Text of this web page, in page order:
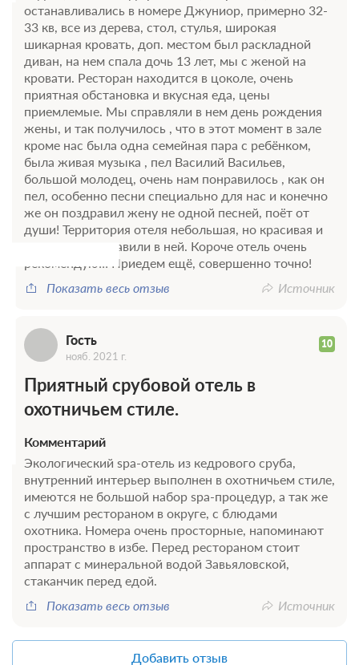
останавливались в номере Джуниор, примерно 32-
33 кв, все из дерева, стол, стулья, широкая
шикарная кровать, доп. местом был раскладной
диван, на нем спала дочь 13 лет, мы с женой на
кровати. Ресторан находится в цоколе, очень
приятная обстановка и вкусная еда, цены
приемлемые. Мы справляли в нем день рождения
жены, и так получилось , что в этот момент в зале
кроме нас была одна семейная пара с ребёнком,
была живая музыка , пел Василий Васильев,
большой молодец, очень нам понравилось , как он
пел, особенно песни специально для нас и конечно
же он поздравил жену не одной песней, поёт от
души! Территория отеля небольшая, но красивая и
уютная, авто ставили в ней. Короче отель очень
рекомендую!!! Приедем ещё, совершенно точно!
Показать весь отзыв
Источник
Гость 10
нояб. 2021 г.
Приятный срубовой отель в
охотничьем стиле.
Комментарий
Экологический spa-отель из кедрового сруба,
внутренний интерьер выполнен в охотничьем стиле,
имеются не большой набор spa-процедур, а так же
с лучшим рестораном в округе, с блюдами
охотника. Номера очень просторные, напоминают
пространство в избе. Перед рестораном стоит
аппарат с минеральной водой Завьяловской,
стаканчик перед едой.
Показать весь отзыв
Источник
Добавить отзыв